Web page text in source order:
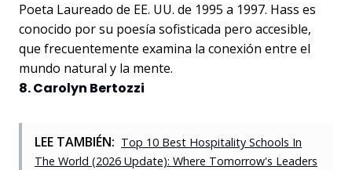
Poeta Laureado de EE. UU. de 1995 a 1997. Hass es
conocido por su poesía sofisticada pero accesible,
que frecuentemente examina la conexión entre el
mundo natural y la mente.
8. Carolyn Bertozzi
LEE TAMBIÉN: Top 10 Best Hospitality Schools In
The World (2026 Update): Where Tomorrow's Leaders